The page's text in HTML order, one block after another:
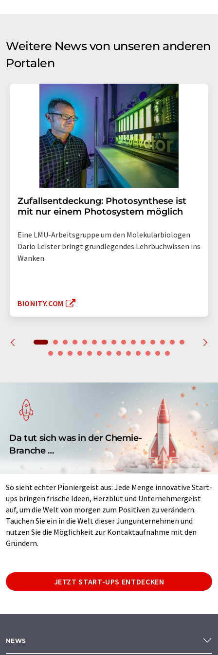
Weitere News von unseren anderen
Portalen
Zufallsentdeckung: Photosynthese ist
mit nur einem Photosystem möglich
Eine LMU-Arbeitsgruppe um den Molekularbiologen
Dario Leister bringt grundlegendes Lehrbuchwissen ins
Wanken
BIONITY.COM
Da tut sich was in der Chemie-
Branche …
So sieht echter Pioniergeist aus: Jede Menge innovative Start-
ups bringen frische Ideen, Herzblut und Unternehmergeist
auf, um die Welt von morgen zum Positiven zu verändern.
Tauchen Sie ein in die Welt dieser Jungunternehmen und
nutzen Sie die Möglichkeit zur Kontaktaufnahme mit den
Gründern.
JETZT START-UPS ENTDECKEN
NEWS